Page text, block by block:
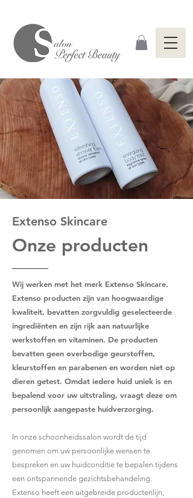
Extenso Skincare
Onze producten
Wij werken met het merk Extenso Skincare.
Extenso producten zijn van hoogwaardige
kwaliteit, bevatten zorgvuldig geselecteerde
ingrediënten en zijn rijk aan natuurlijke
werkstoffen en vitaminen. De producten
bevatten geen overbodige geurstoffen,
kleurstoffen en parabenen en worden niet op
dieren getest. Omdat iedere huid uniek is en
bepalend voor uw uitstraling, vraagt deze om
persoonlijk aangepaste huidverzorging.
In onze schoonheidssalon wordt de tijd
genomen om uw persoonlijke wensen te
bespreken en uw huidconditie te bepalen tijdens
een ontspannende gezichtsbehandeling.
Extenso heeft een uitgebreide productenlijn,